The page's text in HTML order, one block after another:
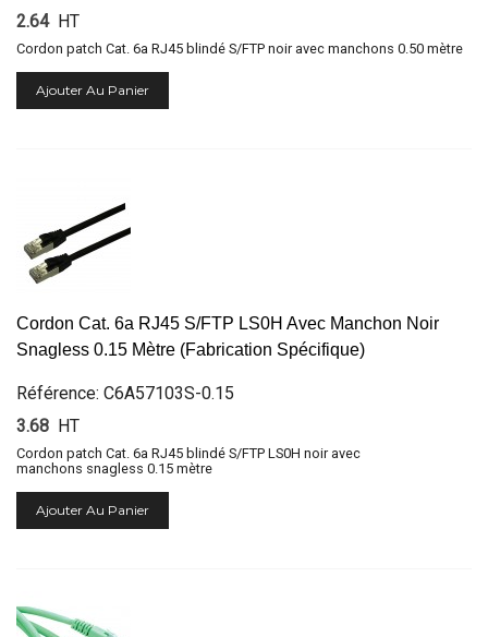
2.64 HT
Cordon patch Cat. 6a RJ45 blindé S/FTP noir avec manchons 0.50 mètre
Ajouter Au Panier
Cordon Cat. 6a RJ45 S/FTP LS0H Avec Manchon Noir
Snagless 0.15 Mètre (Fabrication Spécifique)
Référence: C6A57103S-0.15
3.68 HT
Cordon patch Cat. 6a RJ45 blindé S/FTP LS0H noir avec
manchons snagless 0.15 mètre
Ajouter Au Panier